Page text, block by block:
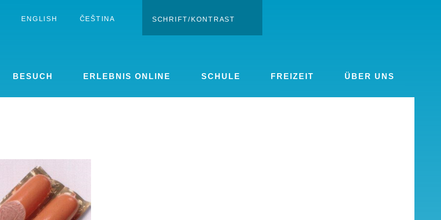
ENGLISH ČEŠTINA SCHRIFT/KONTRAST
Kontrast ändern
BESUCH ERLEBNIS ONLINE SCHULE FREIZEIT ÜBER UNS